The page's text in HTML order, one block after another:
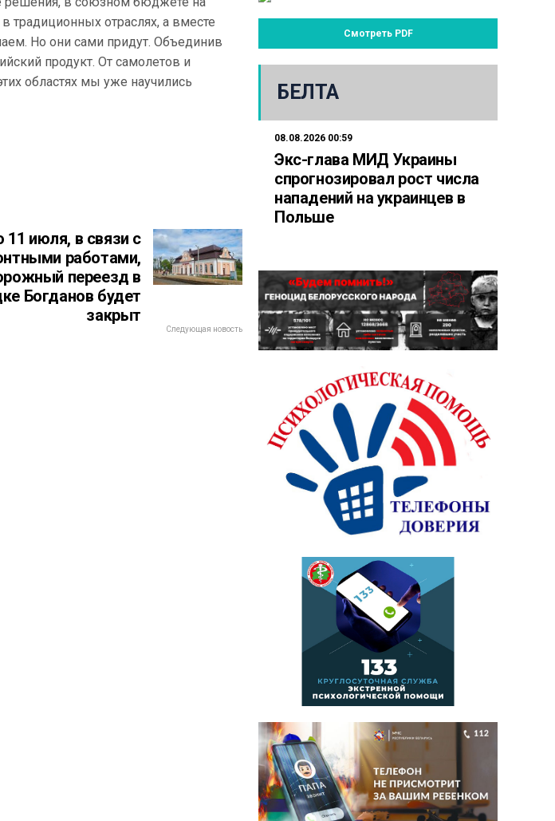
традиционных отраслях, а вместе
Но они сами придут. Объединив
продукт. От самолетов и
областях мы уже научились
11 июля, в связи с
работами,
переезд в
Богданов будет
закрыт
Следующая новость
Смотреть PDF
БЕЛТА
08.08.2026 00:59
Экс-глава МИД Украины
спрогнозировал рост числа
нападений на украинцев в
Польше